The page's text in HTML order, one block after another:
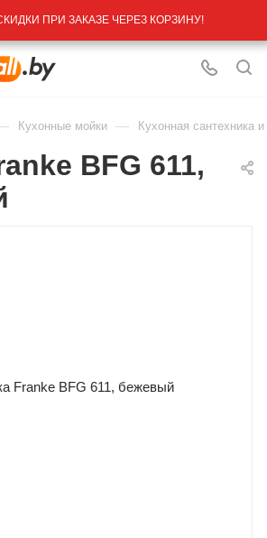
ПРИ ЗАКАЗЕ ЧЕРЕЗ КОРЗИНУ!
Кухонные мойки — Кухонная сантехника
BFG 611,